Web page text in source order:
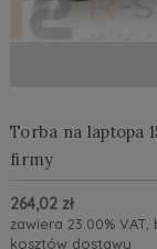
Torba na laptopa
firmy
264,02 zł
zawiera 23.00% VAT,
kosztów dostawy